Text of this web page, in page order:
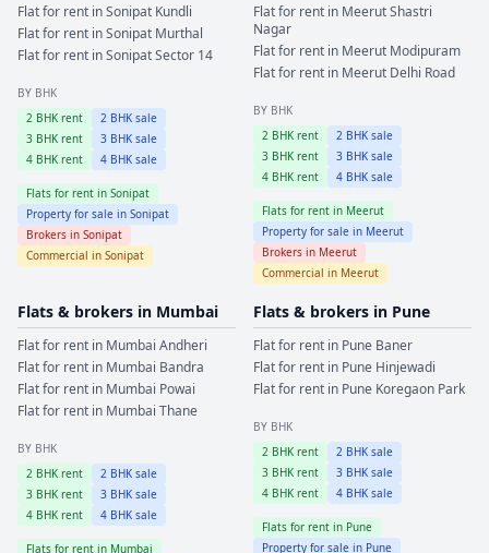
Flat for rent inSonipat Kundli
Flat for rent inSonipat Murthal
Flat for rent inSonipatSector 14
BY BHK
2 BHK rent 2 BHK sale
3 BHK rent 3 BHK sale
4 BHK rent 4 BHK sale
Flats for rent in Sonipat
Property for sale in Sonipat
Brokers in Sonipat
Commercial in Sonipat
Flat for rent in MeerutShastri
Nagar
Flat for rent in Meerut Modipuram
Flat for rent in Meerut Delhi Road
BY BHK
2 BHK rent 2 BHK sale
3 BHK rent 3 BHK sale
4 BHK rent 4 BHK sale
Flats for rent in Meerut
Property for sale in Meerut
Brokers in Meerut
Commercial in Meerut
Flats & brokers in Mumbai
Flat for rent in Mumbai Andheri
Flat for rent in Mumbai Bandra
Flat for rent in Mumbai Powai
Flat for rent in Mumbai Thane
BY BHK
2 BHK rent 2 BHK sale
3 BHK rent 3 BHK sale
4 BHK rent 4 BHK sale
Flats for rent in Mumbai
Flats & brokers in Pune
Flat for rent in Pune Baner
Flat for rent in Pune Hinjewadi
Flat for rent in Pune Koregaon Park
BY BHK
2 BHK rent 2 BHK sale
3 BHK rent 3 BHK sale
4 BHK rent 4 BHK sale
Flats for rent in Pune
Property for sale in Pune